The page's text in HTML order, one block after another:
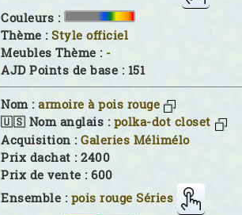
Couleurs :
Thème : Style officiel
Meubles Thème : -
AJD Points de base : 151
Nom : armoire à pois rouge
🇺🇸 Nom anglais : polka-dot closet
Acquisition : Galeries Mélimélo
Prix dachat : 2400
Prix de vente : 600
Ensemble : pois rouge Séries